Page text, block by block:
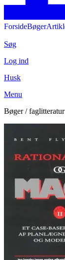
ForsideBøger
Søg
Log ind
Husk
Menu
Bøger /